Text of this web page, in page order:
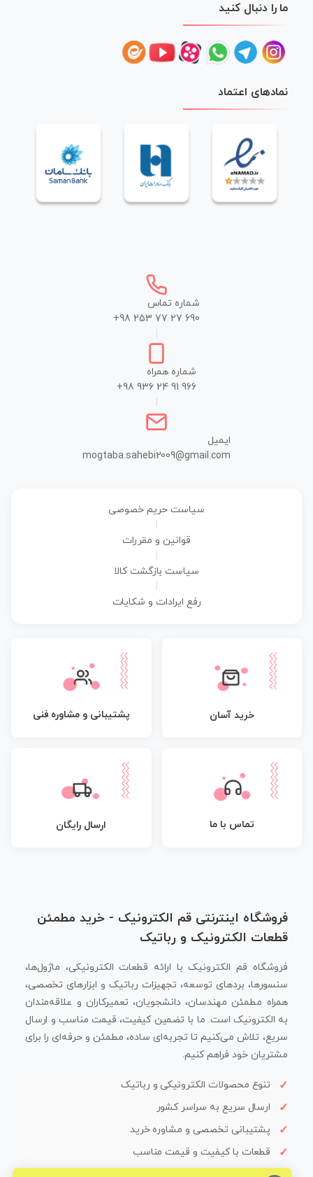
ما را دنبال کنید
نمادهای اعتماد
شماره تماس
+98 253 77 27 690
شماره همراه
+98 936 24 91 966
ایمیل
mogtaba.sahebi2009@gmail.com
سیاست حریم خصوصی
قوانین و مقررات
سیاست بازگشت کالا
رفع ایرادات و شکایات
خرید آسان پشتیبانی و مشاوره فنی
تماس با ما ارسال رایگان
فروشگاه اینترنتی قم الکترونیک - خرید مطمئن
قطعات الکترونیک و رباتیک
فروشگاه قم الکترونیک با ارائه قطعات الکترونیکی، ماژول‌ها،
سنسورها، بردهای توسعه، تجهیزات رباتیک و ابزارهای تخصصی،
همراه مطمئن مهندسان، دانشجویان، تعمیرکاران و علاقه‌مندان
به الکترونیک است. ما با تضمین کیفیت، قیمت مناسب و ارسال
سریع، تلاش می‌کنیم تا تجربه‌ای ساده، مطمئن و حرفه‌ای را برای
مشتریان خود فراهم کنیم.
تنوع محصولات الکترونیکی و رباتیک
ارسال سریع به سراسر کشور
پشتیبانی تخصصی و مشاوره خرید
قطعات با کیفیت و قیمت مناسب